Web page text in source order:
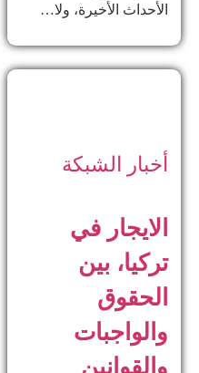
الأحداث الأخيرة، ولا…
أخبار الشبكة
الايجار في
تركيا، بين
الحقوق
والواجبات
والقوانين